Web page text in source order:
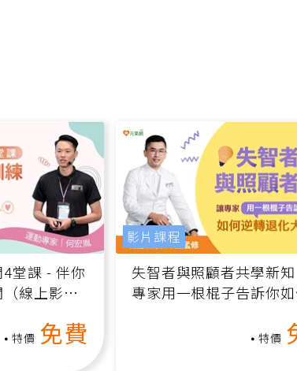
堂課 - 伴你
線上影音
免費
失智者與照顧者共學新
專家用一根棍子告訴你如
轉退化大腦（線上影音
影片課程